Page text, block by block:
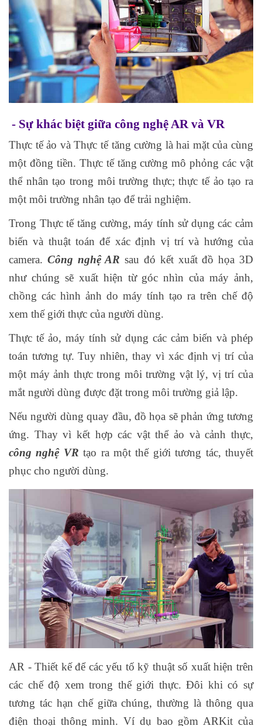
- Sự khác biệt giữa công nghệ AR và VR
Thực tế ảo và Thực tế tăng cường là hai mặt của cùng
một đồng tiền. Thực tế tăng cường mô phỏng các vật
thể nhân tạo trong môi trường thực; thực tế ảo tạo ra
một môi trường nhân tạo để trải nghiệm.
Trong Thực tế tăng cường, máy tính sử dụng các cảm
biến và thuật toán để xác định vị trí và hướng của
camera. Công nghệ AR sau đó kết xuất đồ họa 3D
như chúng sẽ xuất hiện từ góc nhìn của máy ảnh,
chồng các hình ảnh do máy tính tạo ra trên chế độ
xem thế giới thực của người dùng.
Thực tế ảo, máy tính sử dụng các cảm biến và phép
toán tương tự. Tuy nhiên, thay vì xác định vị trí của
một máy ảnh thực trong môi trường vật lý, vị trí của
mắt người dùng được đặt trong môi trường giả lập.
Nếu người dùng quay đầu, đồ họa sẽ phản ứng tương
ứng. Thay vì kết hợp các vật thể ảo và cảnh thực,
công nghệ VR tạo ra một thế giới tương tác, thuyết
phục cho người dùng.
AR - Thiết kế để các yếu tố kỹ thuật số xuất hiện trên
các chế độ xem trong thế giới thực. Đôi khi có sự
tương tác hạn chế giữa chúng, thường là thông qua
điện thoại thông minh. Ví dụ bao gồm ARKit của